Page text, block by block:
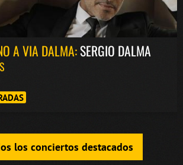
A VIA DALMA:SERGIO DALMA
los conciertos destacados